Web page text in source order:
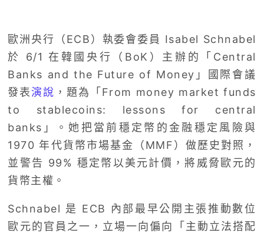
歐洲央行（ECB）執委會委員 Isabel Schnabel
於 6/1 在韓國央行（BoK）主辦的「Central
Banks and the Future of Money」國際會議
發表演說 ，題為「From money market funds
to stablecoins: lessons for central
banks」。她把當前穩定幣的金融穩定風險與
1970 年代貨幣市場基金（MMF）做歷史對照，
並警告 99% 穩定幣以美元計價，將威脅歐元的
貨幣主權。
Schnabel 是 ECB 內部最早公開主張推動數位
歐元的官員之一，立場一向偏向「主動立法搭配